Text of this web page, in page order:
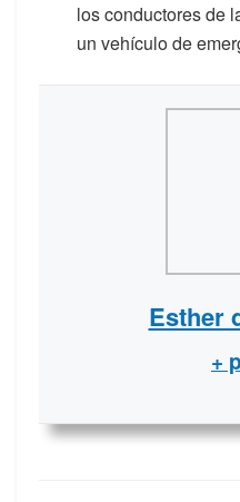
los conductores de
un vehículo de
Esther
+